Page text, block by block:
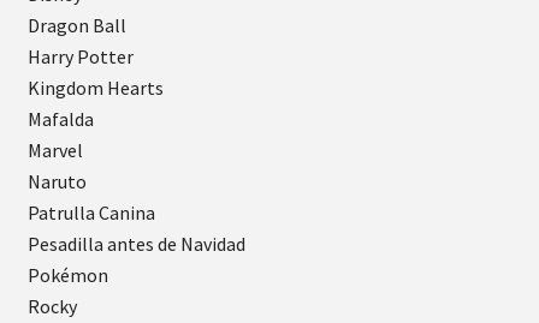
Dragon Ball
Harry Potter
Kingdom Hearts
Mafalda
Marvel
Naruto
Patrulla Canina
Pesadilla antes de Navidad
Pokémon
Rocky